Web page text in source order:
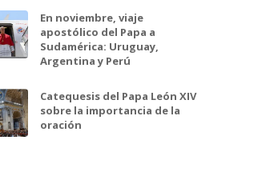
En noviembre, viaje
apostólico del Papa a
Sudamérica: Uruguay,
Argentina y Perú
Catequesis del Papa León XIV
sobre la importancia de la
oración